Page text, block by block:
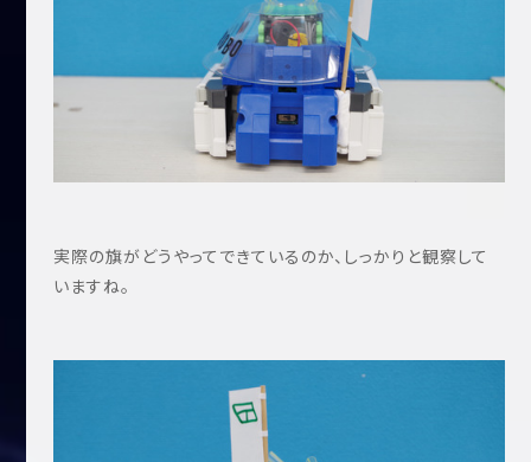
実際の旗がどうやってできているのか、しっかりと観察して
いますね。